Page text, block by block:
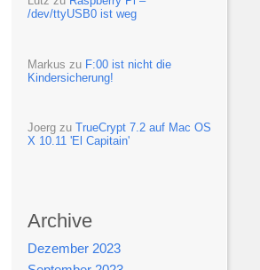
/dev/ttyUSB0 ist weg
Markus zu F:00 ist nicht die
Kindersicherung!
Joerg zu TrueCrypt 7.2 auf Mac OS
X 10.11 'El Capitain'
Archive
Dezember 2023